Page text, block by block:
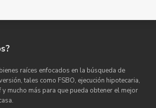
raíces enfocados en la búsqueda de
tales como FSBO, ejecución hipotecaria,
mucho más para que pueda obtener el mejor